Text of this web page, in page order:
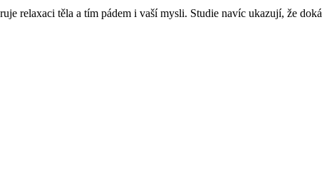
relaxaci těla a tím pádem i vaší mysli. Studie navíc ukazují, že